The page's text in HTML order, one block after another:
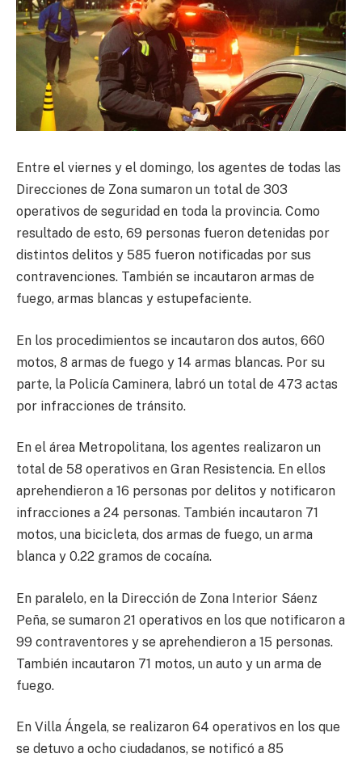
Entre el viernes y el domingo, los agentes de todas las
Direcciones de Zona sumaron un total de 303
operativos de seguridad en toda la provincia. Como
resultado de esto, 69 personas fueron detenidas por
distintos delitos y 585 fueron notificadas por sus
contravenciones. También se incautaron armas de
fuego, armas blancas y estupefaciente.
En los procedimientos se incautaron dos autos, 660
motos, 8 armas de fuego y 14 armas blancas. Por su
parte, la Policía Caminera, labró un total de 473 actas
por infracciones de tránsito.
En el área Metropolitana, los agentes realizaron un
total de 58 operativos en Gran Resistencia. En ellos
aprehendieron a 16 personas por delitos y notificaron
infracciones a 24 personas. También incautaron 71
motos, una bicicleta, dos armas de fuego, un arma
blanca y 0.22 gramos de cocaína.
En paralelo, en la Dirección de Zona Interior Sáenz
Peña, se sumaron 21 operativos en los que notificaron a
99 contraventores y se aprehendieron a 15 personas.
También incautaron 71 motos, un auto y un arma de
fuego.
En Villa Ángela, se realizaron 64 operativos en los que
se detuvo a ocho ciudadanos, se notificó a 85